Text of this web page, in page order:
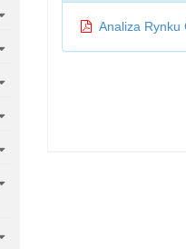
Analiza Rynku